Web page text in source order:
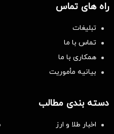
راه های تماس
تبلیغات
تماس با ما
همکاری با ما
بیانیه مأموریت
دسته بندی مطالب
اخبار طلا و ارز